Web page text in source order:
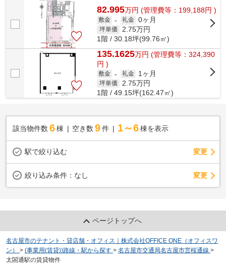
82.995万円 (管理費等：199,188円 )
敷金 - 礼金 0ヶ月
坪単価 2.75万円
1階 / 30.18坪(99.76㎡)
135.1625万円 (管理費等：324,390
円 )
敷金 - 礼金 1ヶ月
坪単価 2.75万円
1階 / 49.15坪(162.47㎡)
該当物件数 6棟 空き数 9 件 1～6 棟を表示
駅で絞り込む 変更
絞り込み条件： なし 変更
ページトップへ
名古屋市のテナント・貸店舗・オフィス｜株式会社OFFICE ONE（オフィスワ
ン）
> (事業用(賃貸))路線・駅から探す > 名古屋市交通局名古屋市営桜通線 >
太閤通駅の賃貸物件